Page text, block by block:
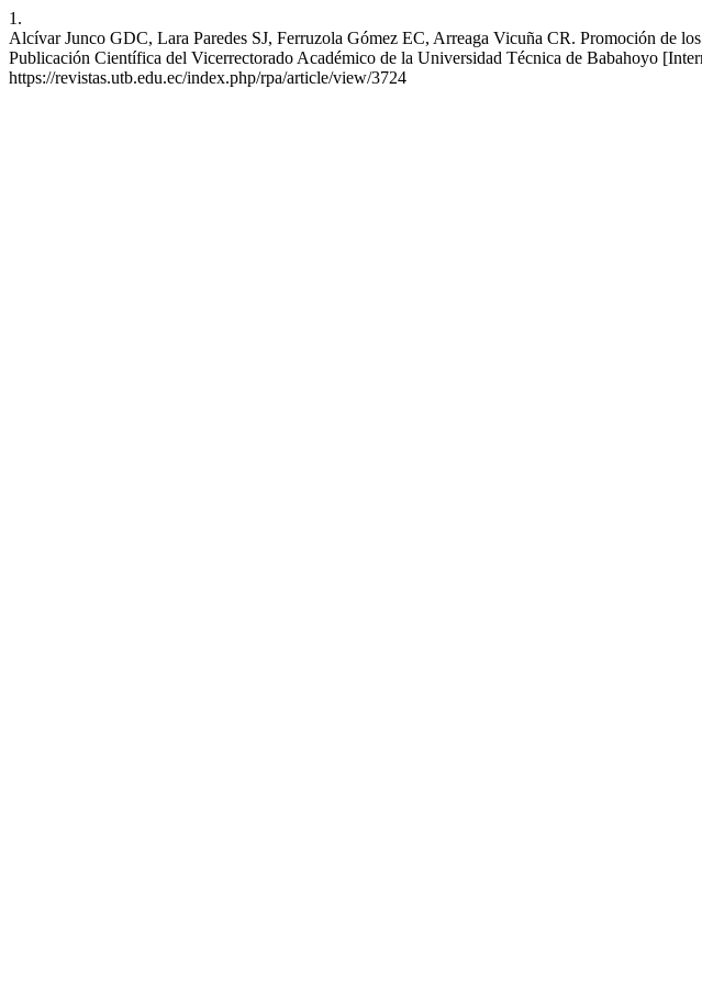
1.
Alcívar Junco GDC, Lara Paredes SJ, Ferruzola Gómez EC, Arreaga Vicuña CR. Promoción de
Publicación Científica del Vicerrectorado Académico de la Universidad Técnica de Babahoyo
https://revistas.utb.edu.ec/index.php/rpa/article/view/3724